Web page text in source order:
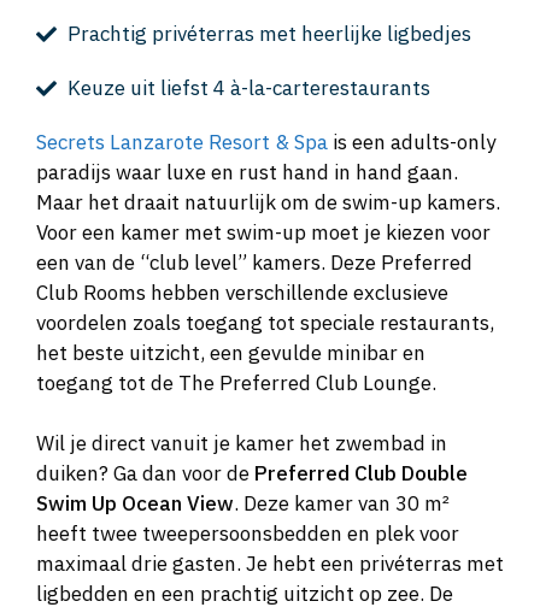
Prachtig privéterras met heerlijke ligbedjes
Keuze uit liefst 4 à-la-carterestaurants
Secrets Lanzarote Resort & Spa is een adults-only
paradijs waar luxe en rust hand in hand gaan.
Maar het draait natuurlijk om de swim-up kamers.
Voor een kamer met swim-up moet je kiezen voor
een van de “club level” kamers. Deze Preferred
Club Rooms hebben verschillende exclusieve
voordelen zoals toegang tot speciale restaurants,
het beste uitzicht, een gevulde minibar en
toegang tot de The Preferred Club Lounge.
Wil je direct vanuit je kamer het zwembad in
duiken? Ga dan voor de Preferred Club Double
Swim Up Ocean View. Deze kamer van 30 m²
heeft twee tweepersoonsbedden en plek voor
maximaal drie gasten. Je hebt een privéterras met
ligbedden en een prachtig uitzicht op zee. De